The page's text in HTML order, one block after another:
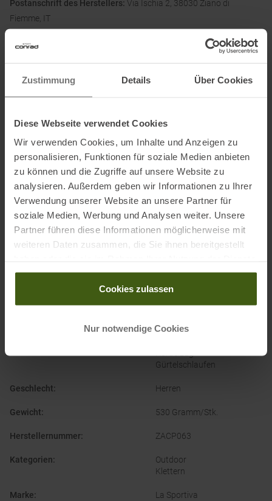
Zustimmung Details Über Cookies
Diese Webseite verwendet Cookies
Wir verwenden Cookies, um Inhalte und Anzeigen zu
personalisieren, Funktionen für soziale Medien anbieten
zu können und die Zugriffe auf unsere Website zu
analysieren. Außerdem geben wir Informationen zu Ihrer
Verwendung unserer Website an unsere Partner für
soziale Medien, Werbung und Analysen weiter. Unsere
Partner führen diese Informationen möglicherweise mit
weiteren Daten zusammen, die Sie ihnen bereitgestellt
gesammelt haben.
Cookies zulassen
Nur notwendige Cookies
Postanschrift des Herstellers: Via Ischia 2, 38030 Ziano di
Fiemme, IT
PRODUKTEIGENSCHAFTEN:
Beinabschluss
Kordelzug
Verstellbar
Schnelltrocknend
Baumwolle
Naturfaser
Elastisch
Kordelzug
Gürtelschlaufen
Geschlecht: Herren
Gewicht: 530 Gramm/Stk.
Herstellernummer: ZACP063
Kategorien:
Outdoor
Klettern
Marke: La Sportiva